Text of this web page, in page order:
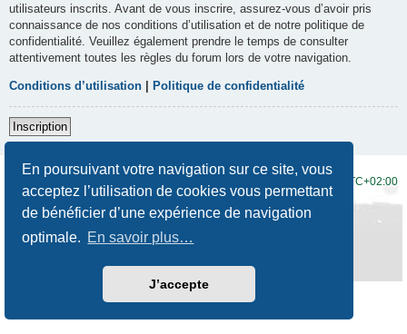
En poursuivant votre navigation sur ce site, vous
acceptez l’utilisation de cookies vous permettant
de bénéficier d’une expérience de navigation
optimale. En savoir plus…
J’accepte
utilisateurs inscrits. Avant de vous inscrire, assurez-vous d’avoir pris
connaissance de nos conditions d’utilisation et de notre politique de
confidentialité. Veuillez également prendre le temps de consulter
attentivement toutes les règles du forum lors de votre navigation.
Conditions d’utilisation Politique de confidentialité
Inscription
UTC+02:00
Développé par phpBB® Forum Software © phpBB Limited
Traduction française officielle
Prosilver New Edition
Confidentialité|Conditions